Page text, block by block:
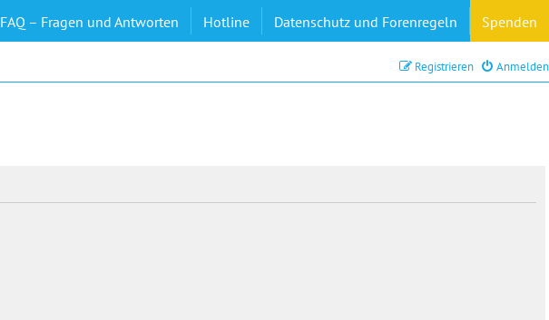
FAQ – Fragen und Antworten Hotline Datenschutz und Forenregeln Spenden
Anmelden
Registrieren